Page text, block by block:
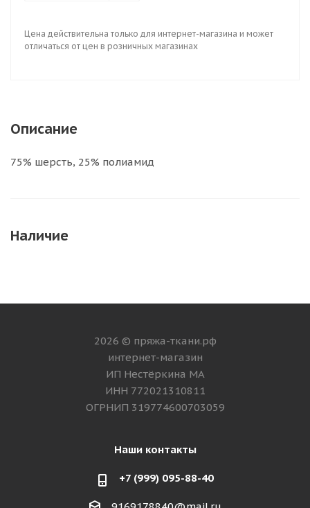
Цена действительна только для интернет-магазина и может
отличаться от цен в розничных магазинах
Описание
75% шерсть, 25% полиамид
Наличие
2026 © пряжа-ткани.рф
интернет-магазин
ИП Нестёркина МА
ИНН 772021310811
ОГРНИП 319774600703059
Наши контакты
+7 (999) 095-88-40